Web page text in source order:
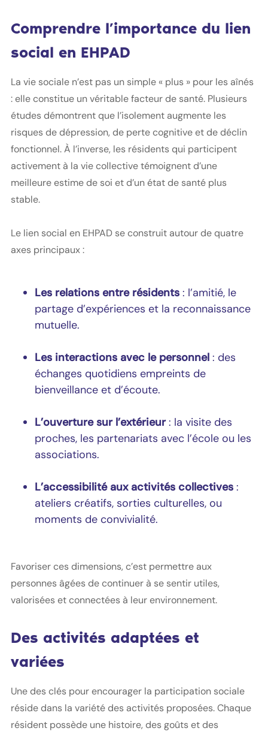
Comprendre l’importance du lien
social en EHPAD
La vie sociale n’est pas un simple « plus » pour les aînés
: elle constitue un véritable facteur de santé. Plusieurs
études démontrent que l’isolement augmente les
risques de dépression, de perte cognitive et de déclin
fonctionnel. À l’inverse, les résidents qui participent
activement à la vie collective témoignent d’une
meilleure estime de soi et d’un état de santé plus
stable.
Le lien social en EHPAD se construit autour de quatre
axes principaux :
Les relations entre résidents : l’amitié, le
partage d’expériences et la reconnaissance
mutuelle.
Les interactions avec le personnel : des
échanges quotidiens empreints de
bienveillance et d’écoute.
L’ouverture sur l’extérieur: la visite des
proches, les partenariats avec l’école ou les
associations.
L’accessibilité aux activités collectives :
ateliers créatifs, sorties culturelles, ou
moments de convivialité.
Favoriser ces dimensions, c’est permettre aux
personnes âgées de continuer à se sentir utiles,
valorisées et connectées à leur environnement.
Des activités adaptées et
variées
Une des clés pour encourager la participation sociale
réside dans la variété des activités proposées. Chaque
résident possède une histoire, des goûts et des